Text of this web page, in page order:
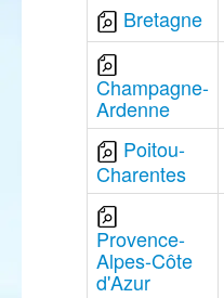
Bretagne
Champagne-
Ardenne
Poitou-
Charentes
Provence-
Alpes-Côte
d'Azur